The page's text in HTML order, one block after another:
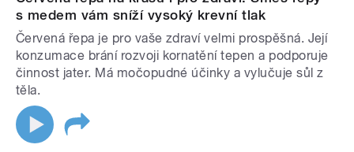
s medem vám sníží vysoký krevní tlak
Červená řepa je pro vaše zdraví velmi prospěšná. Její
konzumace brání rozvoji kornatění tepen a podporuje
činnost jater. Má močopudné účinky a vylučuje sůl z
těla.